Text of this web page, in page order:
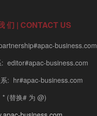
们 | CONTACT US
business.com
: editor#apac-business.com
系: hr#apac-business.com
* (替换# 为 @)